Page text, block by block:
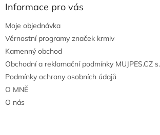
Informace pro vás
Moje objednávka
Věrnostní programy značek krmiv
Kamenný obchod
Obchodní a reklamační podmínky MUJPES.CZ
Podmínky ochrany osobních údajů
O MNĚ
O nás